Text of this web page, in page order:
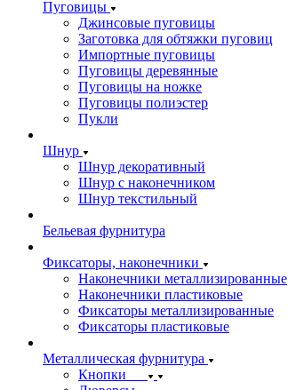
Пуговицы
Джинсовые пуговицы
Заготовка для обтяжки пуговиц
Импортные пуговицы
Пуговицы деревянные
Пуговицы на ножке
Пуговицы полиэстер
Пукли
Шнур
Шнур декоративный
Шнур с наконечником
Шнур текстильный
Бельевая фурнитура
Фиксаторы, наконечники
Наконечники металлизированные
Наконечники пластиковые
Фиксаторы металлизированные
Фиксаторы пластиковые
Металлическая фурнитура
Кнопки